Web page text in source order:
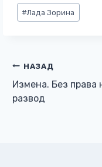
Метки
записи:
#Лада Зорина
Навигация
по
НАЗАД
Измена. Без права
развод